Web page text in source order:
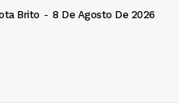
Brito - 8 De Agosto De 2026